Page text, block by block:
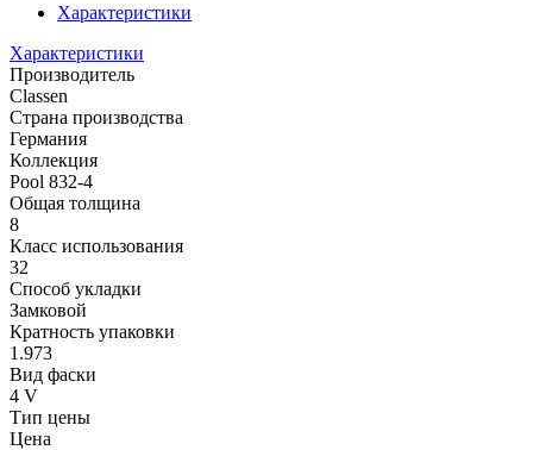
Характеристики
Характеристики
Производитель
Classen
Страна производства
Германия
Коллекция
Pool 832-4
Общая толщина
8
Класс использования
32
Способ укладки
Замковой
Кратность упаковки
1.973
Вид фаски
4 V
Тип цены
Цена